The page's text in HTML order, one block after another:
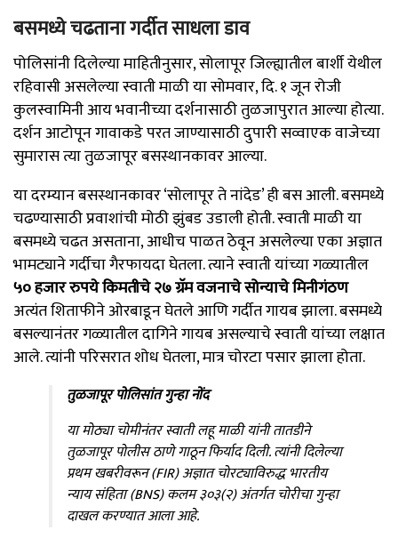
बसमध्ये चढताना गर्दीत साधला डाव
पोलिसांनी दिलेल्या माहितीनुसार, सोलापूर जिल्ह्यातील बार्शी येथील
रहिवासी असलेल्या स्वाती माळी या सोमवार, दि. १ जून रोजी
कुलस्वामिनी आय भवानीच्या दर्शनासाठी तुळजापुरात आल्या होत्या.
दर्शन आटोपून गावाकडे परत जाण्यासाठी दुपारी सव्वाएक वाजेच्या
सुमारास त्या तुळजापूर बसस्थानकावर आल्या.
या दरम्यान बसस्थानकावर ‘सोलापूर ते नांदेड’ ही बस आली. बसमध्ये
चढण्यासाठी प्रवाशांची मोठी झुंबड उडाली होती. स्वाती माळी या
बसमध्ये चढत असताना, आधीच पाळत ठेवून असलेल्या एका अज्ञात
भामट्याने गर्दीचा गैरफायदा घेतला. त्याने स्वाती यांच्या गळ्यातील
५० हजार रुपये किमतीचे २७ ग्रॅम वजनाचे सोन्याचे मिनीगंठण
अत्यंत शिताफीने ओरबाडून घेतले आणि गर्दीत गायब झाला. बसमध्ये
बसल्यानंतर गळ्यातील दागिने गायब असल्याचे स्वाती यांच्या लक्षात
आले. त्यांनी परिसरात शोध घेतला, मात्र चोरटा पसार झाला होता.
तुळजापूर पोलिसांत गुन्हा नोंद
या मोठ्या चोमीनंतर स्वाती लहू माळी यांनी तातडीने
तुळजापूर पोलीस ठाणे गाठून फिर्याद दिली. त्यांनी दिलेल्या
प्रथम खबरीवरून (FIR) अज्ञात चोरट्याविरुद्ध भारतीय
न्याय संहिता (BNS) कलम ३०३(२) अंतर्गत चोरीचा गुन्हा
दाखल करण्यात आला आहे.